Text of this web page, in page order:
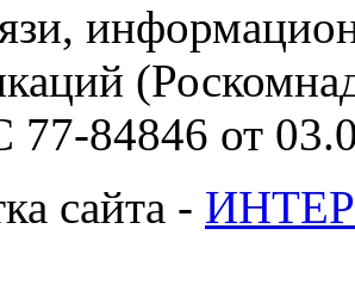
84846 от
сайта -